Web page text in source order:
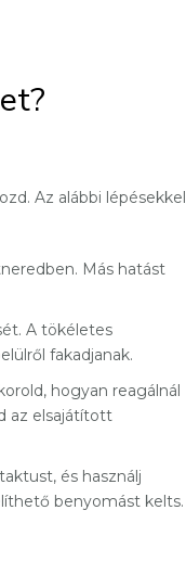
Az alábbi lépésekkel
Más hatást
A tökéletes
fakadjanak.
hogyan reagálnál
az elsajátított
és használj
benyomást kelts.